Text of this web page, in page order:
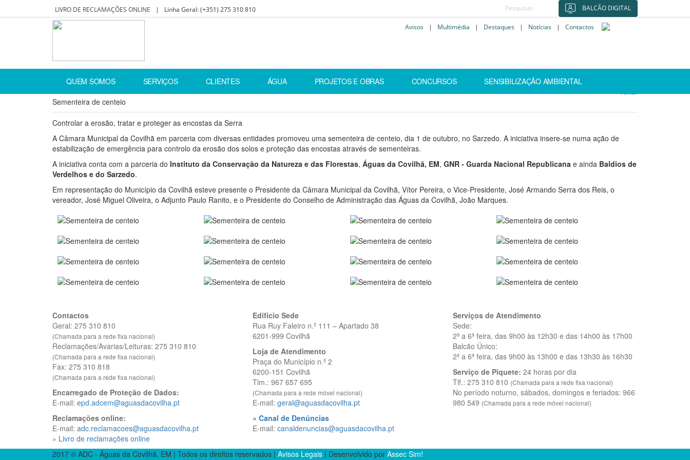
BALCÃO DIGITAL
Linha Geral:(+351) 275 310 810
|
LIVRO DE RECLAMAÇÕES ONLINE
Avisos
| Multimédia | Destaques | Notícias | Contactos
QUEM SOMOS SERVIÇOS CLIENTES ÁGUA PROJETOS E OBRAS CONCURSOS SENSIBILIZAÇÃO AMBIENTAL
Home Sensibilização ambiental Campanhas e Atividades
Voltar
Sementeira de centeio
Controlar a erosão, tratar e proteger as encostas da Serra
A Câmara Municipal da Covilhã em parceria com diversas entidades promoveu uma sementeira de centeio, dia 1 de outubro, no Sarzedo. A iniciativa insere-se numa ação de
estabilização de emergência para controlo da erosão dos solos e proteção das encostas através de sementeiras.
A iniciativa conta com a parceria do Instituto da Conservação da Natureza e das Florestas, Águas da Covilhã, EM, GNR - Guarda Nacional Republicana e ainda Baldios de
Verdelhos e do Sarzedo.
Em representação do Município da Covilhã esteve presente o Presidente da Câmara Municipal da Covilhã, Vítor Pereira, o Vice-Presidente, José Armando Serra dos Reis, o
vereador, José Miguel Oliveira, o Adjunto Paulo Ranito, e o Presidente do Conselho de Administração das Águas da Covilhã, João Marques.
Contactos
Geral: 275 310 810
(Chamada para a rede fixa nacional)
Reclamações/Avarias/Leituras: 275 310 810
(Chamada para a rede fixa nacional)
Fax: 275 310 818
(Chamada para a rede fixa nacional)
Encarregado de Proteção de Dados:
E-mail: epd.adcem@aguasdacovilha.pt
Reclamações online:
E-mail: adc.reclamacoes@aguasdacovilha.pt
» Livro de reclamações online
Edifício Sede
Rua Ruy Faleiro n.º 111 – Apartado 38
6201-999 Covilhã
Loja de Atendimento
Praça do Município n.º 2
6200-151 Covilhã
Tlm.: 967 657 695
(Chamada para a rede móvel nacional)
E-mail: geral@aguasdacovilha.pt
» Canal de Denúncias
E-mail: canaldenuncias@aguasdacovilha.pt
Serviços de Atendimento
Sede:
2ª a 6ª feira, das 9h00 às 12h30 e das 14h00 às 17h00
Balcão Único:
2ª a 6ª feira, das 9h00 às 13h00 e das 13h30 às 16h30
Serviço de Piquete: 24 horas por dia
Tlf.: 275 310 810 (Chamada para a rede fixa nacional)
No período noturno, sábados, domingos e feriados: 966
980 549 (Chamada para a rede móvel nacional)
2017 © ADC - Águas da Covilhã, EM | Todos os direitos reservados | Avisos Legais | Desenvolvido por Assec Sim!